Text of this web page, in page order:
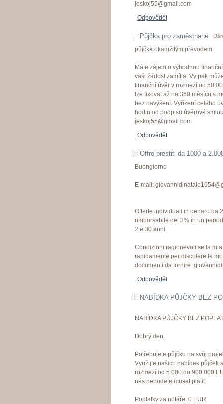
jeskoj55@gmail.com
Odpovědět
Půjčka pro zaměstnané (
půjčka okamžitým převodem
Máte zájem o výhodnou
vaši žádost zamítla. Vy pak
finanční úvěr v rozmezí od 50
lze fixovat až na 360 měsíců s
bez navýšení. Vyřízení celého
hodin od podpisu úvěrové
jeskoj55@gmail.com
Odpovědět
Offro prestiti da 1000 a
Buongiorno
E-mail:
Offerte individuali in denaro da
rimborsabile del 3% in un
2 e 30 anni.
Condizioni ragionevoli se la
rapidamente per discutere le
documenti da fornire.
Odpovědět
NABÍDKA PŮJČKY BEZ
NABÍDKA PŮJČKY BEZ
Dobrý den.
Potřebujete půjčku na svůj
Využijte našich nabídek půjček
rozmezí od 5 000 do 900 000
nás nebudete muset platit:
Poplatky za notáře: 0 EUR